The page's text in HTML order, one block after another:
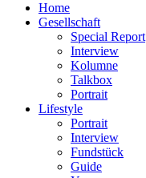
Home
Gesellschaft
Special Report
Interview
Kolumne
Talkbox
Portrait
Lifestyle
Portrait
Interview
Fundstück
Guide